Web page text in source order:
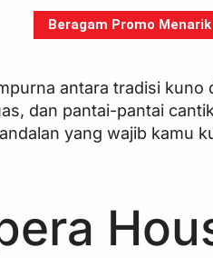
Beragam Promo
antara tradisi
dan pantai-pantai
yang wajib kamu